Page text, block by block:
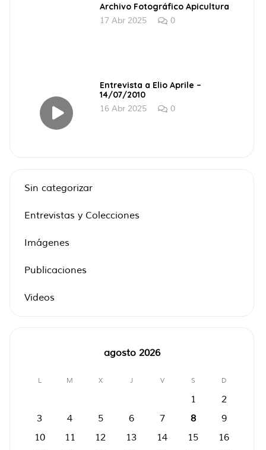
Archivo Fotográfico Apicultura
17 Abr 2025 0
Entrevista a Elio Aprile –
14/07/2010
16 Abr 2025 0
Sin categorizar
Entrevistas y Colecciones
Imágenes
Publicaciones
Videos
agosto 2026
L M X J V S D
1
2
3
4 5 6 7 8
9
10
11 12 13 14 15
16